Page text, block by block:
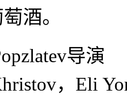
酒。
导演
，Eli